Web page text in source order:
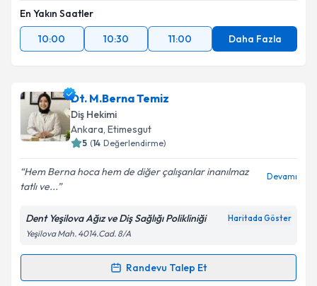
En Yakın Saatler
10:00
10:30 11:00 Daha Fazla
Dt. M.Berna Temiz
Diş Hekimi
Ankara, Etimesgut
5 (14 Değerlendirme)
Hem Berna hoca hem de diğer çalışanlar inanılmaz
tatlı ve...
Devamı
Dent Yeşilova Ağız ve Diş Sağlığı Polikliniği Haritada Göster
Yeşilova Mah. 4014.Cad. 8/A
Randevu Talep Et
Randevu Takvimi Talebi